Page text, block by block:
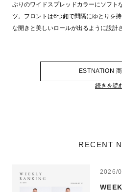
ぶりのワイドスプレッドカラーにソフト
ツ。フロントは6つ釦で間隔にゆとりを
な開きと美しいロールが出るように設計
ESTNATION
続きを読
RECENT
2026/